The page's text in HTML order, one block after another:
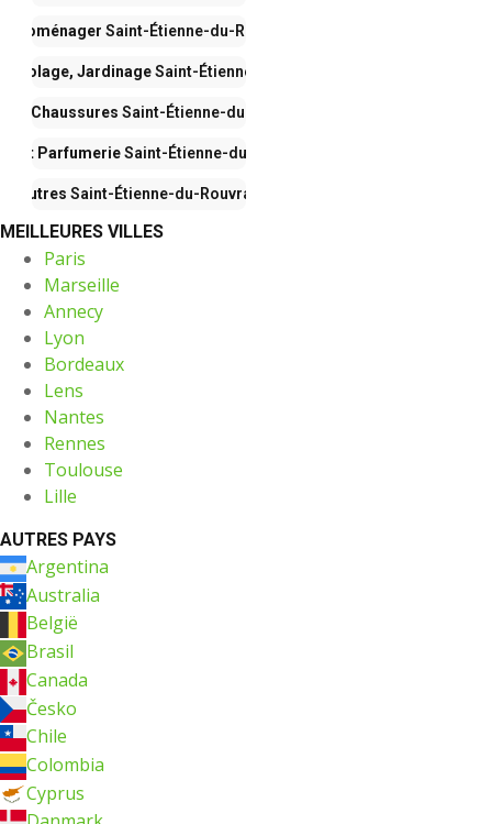
Saint-Étienne-du-Rouvray
JardinageSaint-Étienne-du-Rouvray
et Chaussures Saint-Étienne-du-Rouvray
et ParfumerieSaint-Étienne-du-Rouvray
Autres Saint-Étienne-du-Rouvray
MEILLEURES VILLES
Paris
Marseille
Annecy
Lyon
Bordeaux
Lens
Nantes
Rennes
Toulouse
Lille
AUTRES PAYS
Argentina
Australia
België
Brasil
Canada
Česko
Chile
Colombia
Cyprus